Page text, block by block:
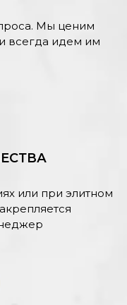
Мы ценим
всегда идем им
или при элитном